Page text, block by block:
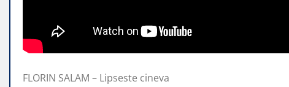
FLORIN SALAM – Lipseste cineva